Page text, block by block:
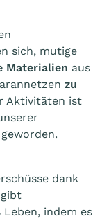
sich, mutige
Materialien aus
zu
Aktivitäten ist
dank
indem es